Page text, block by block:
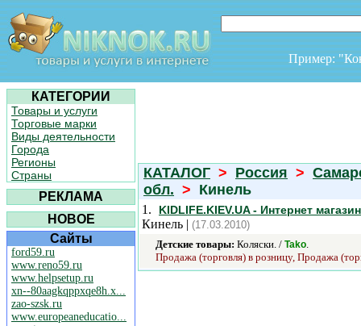
Пример:
КАТЕГОРИИ
Товары и услуги
Торговые марки
Виды деятельности
Города
Регионы
Страны
РЕКЛАМА
НОВОЕ
Сайты
ford59.ru
www.reno59.ru
www.helpsetup.ru
xn--80aagkqppxqe8h.x...
zao-szsk.ru
www.europeaneducatio...
КАТАЛОГ > Россия >
обл. > Кинель
1. KIDLIFE.KIEV.UA - Интернет
Кинель | (17.03.2010)
Детские товары: Коляски. / Tako.
Продажа (торговля) в розницу, Продажа